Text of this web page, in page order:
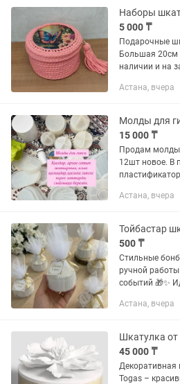
Наборы
5 000 ₸
Подарочные
Большая 20см
наличии и на
Отдельно
Астана, вчера
Молды для
15 000 ₸
Продам молды
12шт новое. В
Так же
Астана, вчера
Тойбастар
500 ₸
Стильные
ручной
событий 🎁✨ Идеально подойдут для: •
(годик) •
Астана, вчера
Шкатулка от
45 000 ₸
Декоративная
Togas –